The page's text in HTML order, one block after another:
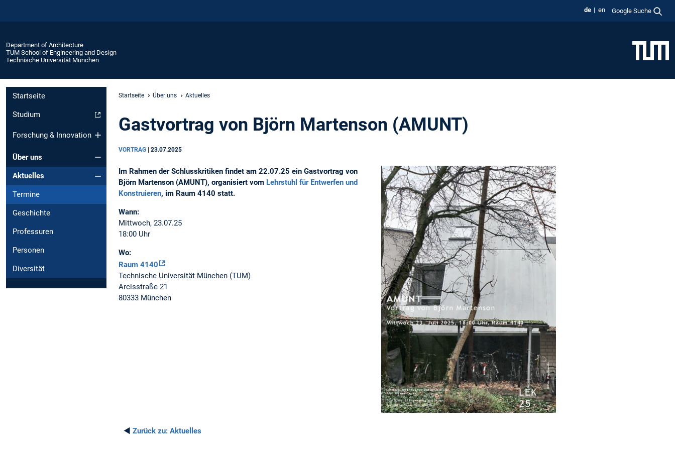
de en Google Suche
Department of Architecture
TUM School of Engineering and Design
Technische Universität München
Startseite
Studium
Forschung & Innovation
Über uns
Aktuelles
Termine
Geschichte
Professuren
Personen
Diversität
Startseite Über uns Aktuelles
Gastvortrag von Björn Martenson (AMUNT)
VORTRAG | 23.07.2025
Im Rahmen der Schlusskritiken findet am 22.07.25 ein Gastvortrag von
Björn Martenson (AMUNT), organisiert vom Lehrstuhl für Entwerfen und
Konstruieren, im Raum 4140 statt.
Wann:
Mittwoch, 23.07.25
18:00 Uhr
Wo:
Raum 4140
Technische Universität München (TUM)
Arcisstraße 21
80333 München
◄ Zurück zu: Aktuelles